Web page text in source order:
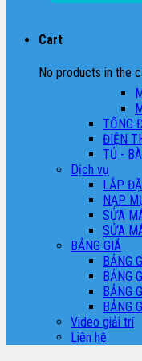
Cart
No products in the
TỔNG
ĐIỆN
TỦ -
Dịch vụ
LẮP
NẠP
SỬA
SỬA
BẢNG GIÁ
BẢNG
BẢNG
BẢNG
BẢNG
Video giải trí
Liên hệ